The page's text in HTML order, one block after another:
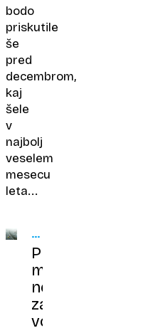
bodo
priskutile
še
pred
decembrom,
kaj
šele
v
najbolj
veselem
mesecu
leta...
SLABA
VIDLJIVOST
Prižgana
meglenka
nemalokrat
zavaja
voznika